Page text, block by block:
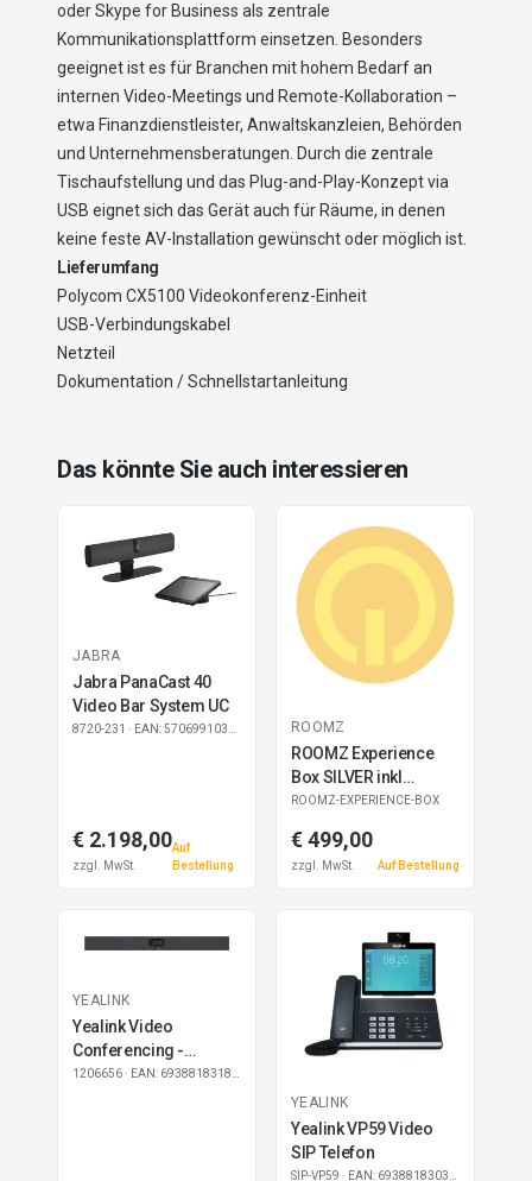
oder Skype for Business als zentrale
Kommunikationsplattform einsetzen. Besonders
geeignet ist es für Branchen mit hohem Bedarf an
internen Video-Meetings und Remote-Kollaboration –
etwa Finanzdienstleister, Anwaltskanzleien, Behörden
und Unternehmensberatungen. Durch die zentrale
Tischaufstellung und das Plug-and-Play-Konzept via
USB eignet sich das Gerät auch für Räume, in denen
keine feste AV-Installation gewünscht oder möglich ist.
Lieferumfang
Polycom CX5100 Videokonferenz-Einheit
USB-Verbindungskabel
Netzteil
Dokumentation / Schnellstartanleitung
Das könnte Sie auch interessieren
JABRA
Jabra PanaCast 40
Video Bar System UC
8720-231 · EAN: 5706991033656
€ 2.198,00
zzgl. MwSt.
Auf
Bestellung
ROOMZ
ROOMZ Experience
Box SILVER inkl
subscription 1 Jahr
ROOMZ-EXPERIENCE-BOX
€ 499,00
zzgl. MwSt. Auf Bestellung
YEALINK
Yealink Video
Conferencing -
SmartVision 40
1206656 · EAN: 6938818318212
YEALINK
Yealink VP59 Video
SIP Telefon
SIP-VP59 · EAN: 6938818303270